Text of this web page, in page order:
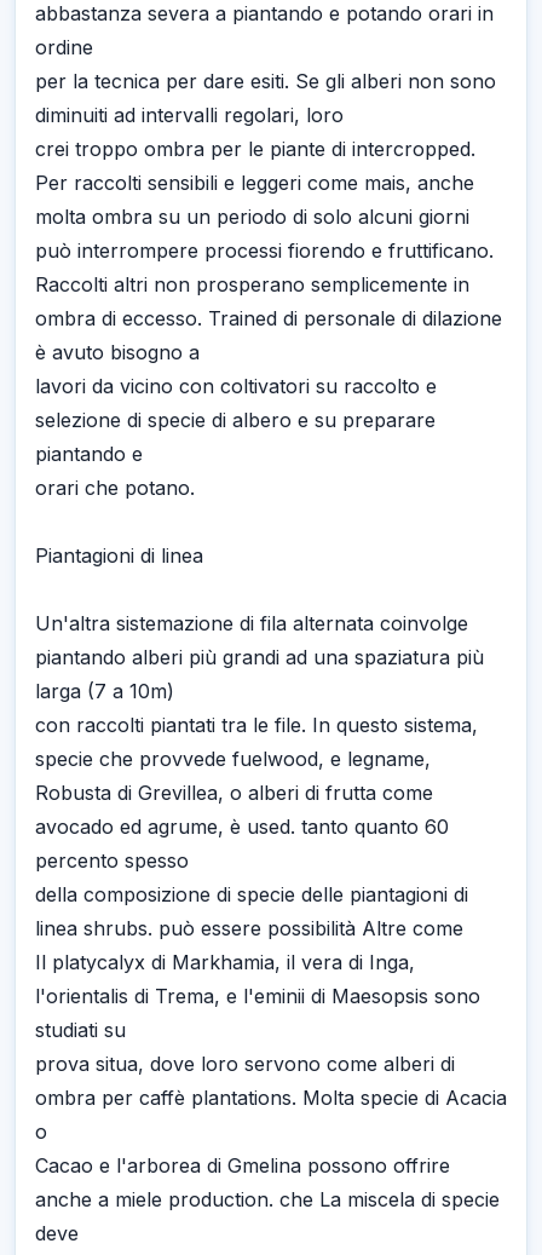
abbastanza severa a piantando e potando orari in
ordine
per la tecnica per dare esiti. Se gli alberi non sono
diminuiti ad intervalli regolari, loro
crei troppo ombra per le piante di intercropped.
Per raccolti sensibili e leggeri come mais, anche
molta ombra su un periodo di solo alcuni giorni
può interrompere processi fiorendo e fruttificano.
Raccolti altri non prosperano semplicemente in
ombra di eccesso. Trained di personale di dilazione
è avuto bisogno a
lavori da vicino con coltivatori su raccolto e
selezione di specie di albero e su preparare
piantando e
orari che potano.
Piantagioni di linea
Un'altra sistemazione di fila alternata coinvolge
piantando alberi più grandi ad una spaziatura più
larga (7 a 10m)
con raccolti piantati tra le file. In questo sistema,
specie che provvede fuelwood, e legname,
Robusta di Grevillea, o alberi di frutta come
avocado ed agrume, è used. tanto quanto 60
percento spesso
della composizione di specie delle piantagioni di
linea shrubs. può essere possibilità Altre come
Il platycalyx di Markhamia, il vera di Inga,
l'orientalis di Trema, e l'eminii di Maesopsis sono
studiati su
prova situa, dove loro servono come alberi di
ombra per caffè plantations. Molta specie di Acacia
o
Cacao e l'arborea di Gmelina possono offrire
anche a miele production. che La miscela di specie
deve